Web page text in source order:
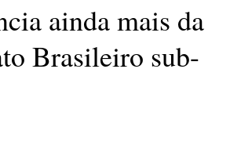
ainda mais da
Brasileiro sub-